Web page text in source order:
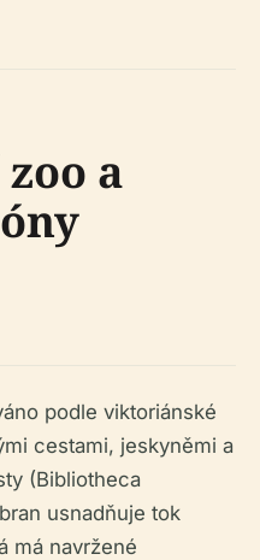
a
podle viktoriánské
cestami, jeskyněmi a
(Bibliotheca
usnadňuje tok
má navržené